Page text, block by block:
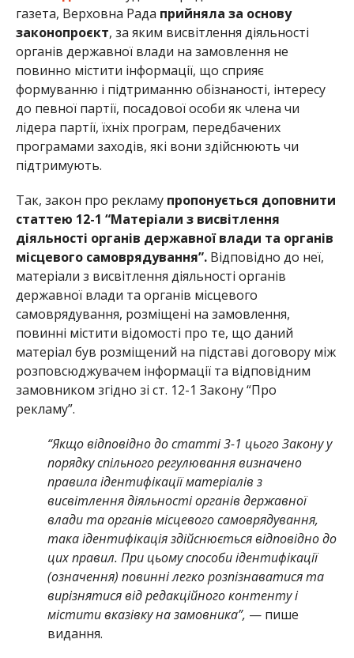
газета, Верховна Рада прийняла за основу
законопроєкт, за яким висвітлення діяльності
органів державної влади на замовлення не
повинно містити інформації, що сприяє
формуванню і підтриманню обізнаності, інтересу
до певної партії, посадової особи як члена чи
лідера партії, їхніх програм, передбачених
програмами заходів, які вони здійснюють чи
підтримують.
Так, закон про рекламу пропонується доповнити
статтею 12-1 “Матеріали з висвітлення
діяльності органів державної влади та органів
місцевого самоврядування”. Відповідно до неї,
матеріали з висвітлення діяльності органів
державної влади та органів місцевого
самоврядування, розміщені на замовлення,
повинні містити відомості про те, що даний
матеріал був розміщений на підставі договору між
розповсюджувачем інформації та відповідним
замовником згідно зі ст. 12-1 Закону “Про
рекламу”.
“Якщо відповідно до статті 3-1 цього Закону у
порядку спільного регулювання визначено
правила ідентифікації матеріалів з
висвітлення діяльності органів державної
влади та органів місцевого самоврядування,
така ідентифікація здійснюється відповідно до
цих правил. При цьому способи ідентифікації
(означення) повинні легко розпізнаватися та
вирізнятися від редакційного контенту і
містити вказівку на замовника”, — пише
видання.